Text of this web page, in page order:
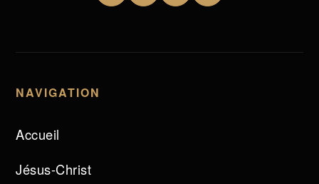
NAVIGATION
Accueil
Jésus-Christ